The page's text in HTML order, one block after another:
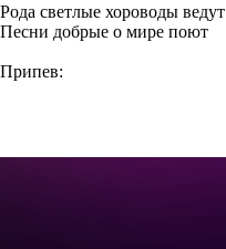
Рода светлые хороводы ведут
Песни добрые о мире поют
Припев: